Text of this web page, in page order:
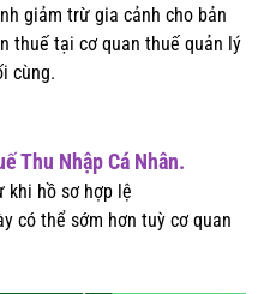
giảm trừ gia cảnh cho bản
thuế tại cơ quan thuế quản lý
cùng.
Thu Nhập Cá Nhân.
khi hồ sơ hợp lệ
có thể sớm hơn tuỳ cơ quan